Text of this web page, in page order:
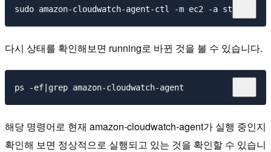
다시 상태를 확인해보면 running로 바뀐 것을 볼 수 있습니다.
해당 명령어로 현재 amazon-cloudwatch-agent가 실행 중인지
확인해 보면 정상적으로 실행되고 있는 것을 확인할 수 있습니